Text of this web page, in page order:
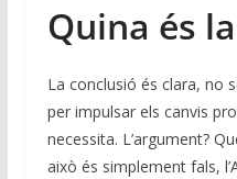
Quina és
La conclusió és clara, no
per impulsar els canvis
necessita. L’argument?
això és simplement fals,